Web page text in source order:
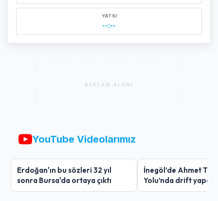
YATSI
--:--
REKLAM ALANI
YouTube Videolarımız
Erdoğan'ın bu sözleri 32 yıl
sonra Bursa'da ortaya çıktı
İnegöl’de Ahmet
Yolu’nda drift yapan
ağır ceza